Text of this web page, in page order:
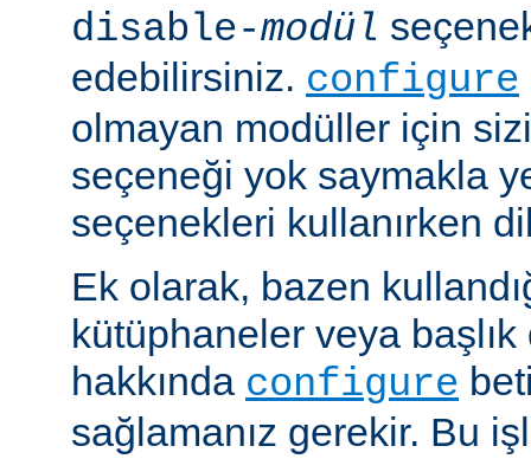
disable-modül
edebilirsiniz. configure
olmayan modüller için
seçeneği yok saymakla
seçenekleri kullanırken
Ek olarak, bazen
kütüphaneler veya başlık
hakkında configure
sağlamanız gerekir. Bu